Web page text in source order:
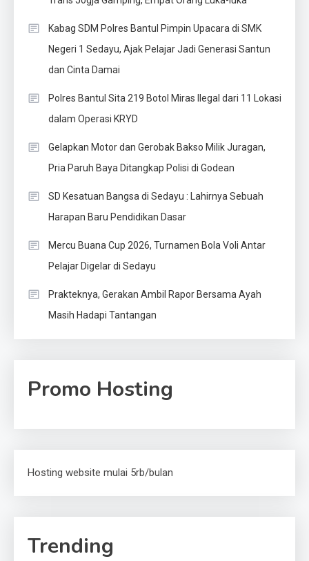
Kabag SDM Polres Bantul Pimpin Upacara di SMK
Negeri 1 Sedayu, Ajak Pelajar Jadi Generasi Santun
dan Cinta Damai
Polres Bantul Sita 219 Botol Miras Ilegal dari 11 Lokasi
dalam Operasi KRYD
Gelapkan Motor dan Gerobak Bakso Milik Juragan,
Pria Paruh Baya Ditangkap Polisi di Godean
SD Kesatuan Bangsa di Sedayu : Lahirnya Sebuah
Harapan Baru Pendidikan Dasar
Mercu Buana Cup 2026, Turnamen Bola Voli Antar
Pelajar Digelar di Sedayu
Prakteknya, Gerakan Ambil Rapor Bersama Ayah
Masih Hadapi Tantangan
Promo Hosting
Hosting website mulai 5rb/bulan
Trending